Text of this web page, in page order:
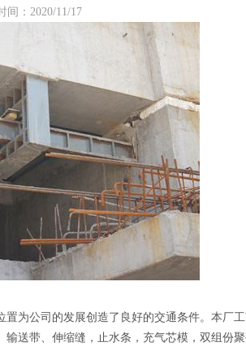
间：2020/11/17
公司的发展创造了良好的交通条件。本厂
送带、伸缩缝，止水条，充气芯模，双组份